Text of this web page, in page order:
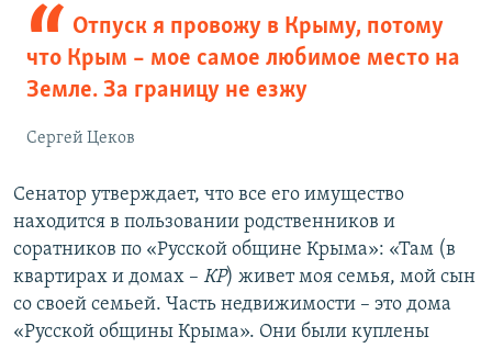
Отпуск я провожу в Крыму, потому
что Крым – мое самое любимое место на
Земле. За границу не езжу
Сергей Цеков
Сенатор утверждает, что все его имущество
находится в пользовании родственников и
соратников по «Русской общине Крыма»: «Там (в
квартирах и домах – КР) живет моя семья, мой сын
со своей семьей. Часть недвижимости – это дома
«Русской общины Крыма». Они были куплены